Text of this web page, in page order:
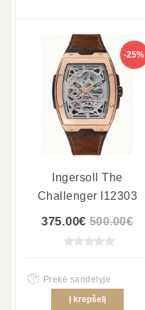
-25%
Ingersoll The
Challenger I12303
375.00€ 500.00€
Prekė sandėlyje
Į krepšelį